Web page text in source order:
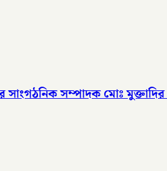
সাংগঠনিক সম্পাদক মোঃ